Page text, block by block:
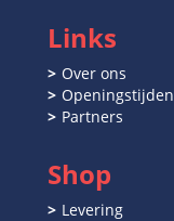
Links
Over ons
Openingstijden
Partners
Shop
Levering